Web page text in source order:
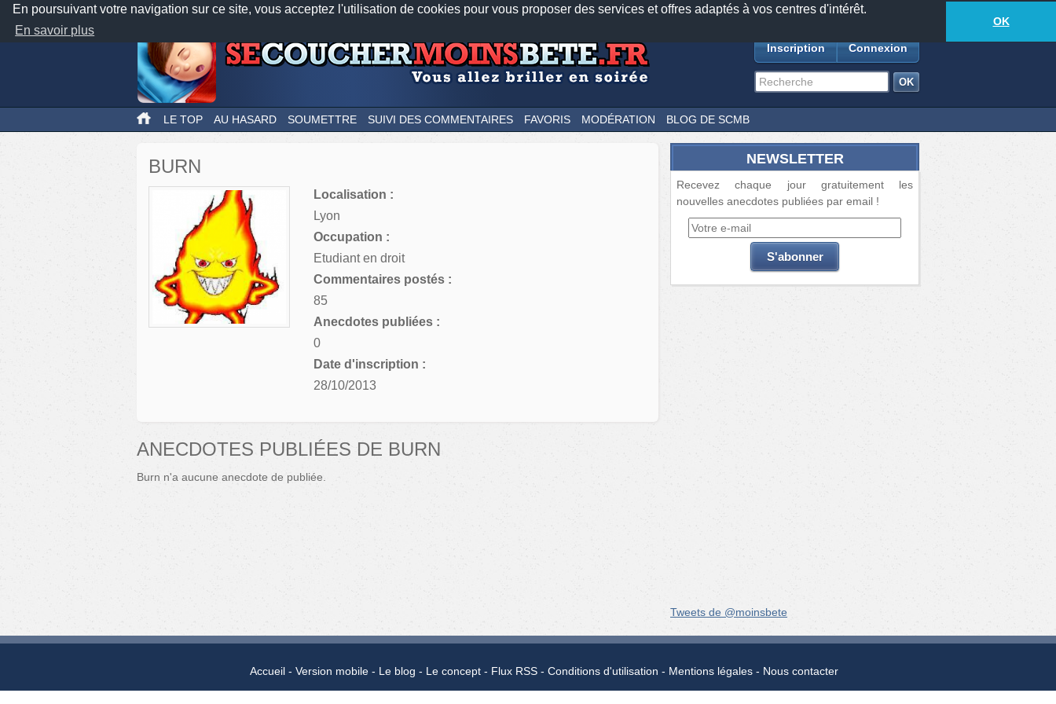
En poursuivant votre navigation sur ce site, vous acceptez l'utilisation de cookies pour vous proposer des services et offres adaptés à vos centres d'intérêt.
En savoir plus
OK
Nos applications mobiles Newsletter Facebook
TwitterFeeds18877anecdotes-508lecteurs connectés
Inscription Connexion
LE TOP AU HASARD SOUMETTRE SUIVI DES COMMENTAIRES FAVORIS MODÉRATION BLOG DE SCMB
BURN
Localisation :
Lyon
Occupation :
Etudiant en droit
Commentaires postés :
85
Anecdotes publiées :
0
Date d'inscription :
28/10/2013
ANECDOTES PUBLIÉES DE BURN
Burn n'a aucune anecdote de publiée.
NEWSLETTER
Recevez chaque jour gratuitement les
nouvelles anecdotes publiées par email !
Tweets de @moinsbete
Accueil Version mobile Le blog Le concept Flux RSS Conditions d'utilisation Mentions légales Nous contacter